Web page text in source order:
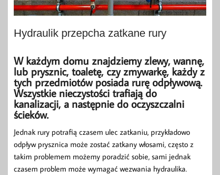
Hydraulik przepcha zatkane rury
W każdym domu znajdziemy zlewy, wannę,
lub prysznic, toaletę, czy zmywarkę, każdy z
tych przedmiotów posiada rurę odpływową.
Wszystkie nieczystości trafiają do
kanalizacji, a następnie do oczyszczalni
ścieków.
Jednak rury potrafią czasem ulec zatkaniu, przykładowo
odpływ prysznica może zostać zatkany włosami, często z
takim problemem możemy poradzić sobie, sami jednak
czasem problem może wymagać wezwania hydraulika.